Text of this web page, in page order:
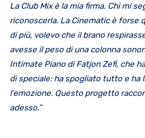
La Club Mix è la mia firma. Chi mi
riconoscerla. La Cinematic è forse
di più, volevo che il brano
avesse il peso di una colonna
Intimate Piano di Fatjon Zefi, che
di speciale: ha spogliato tutto e ha
l’emozione. Questo progetto
adesso.”